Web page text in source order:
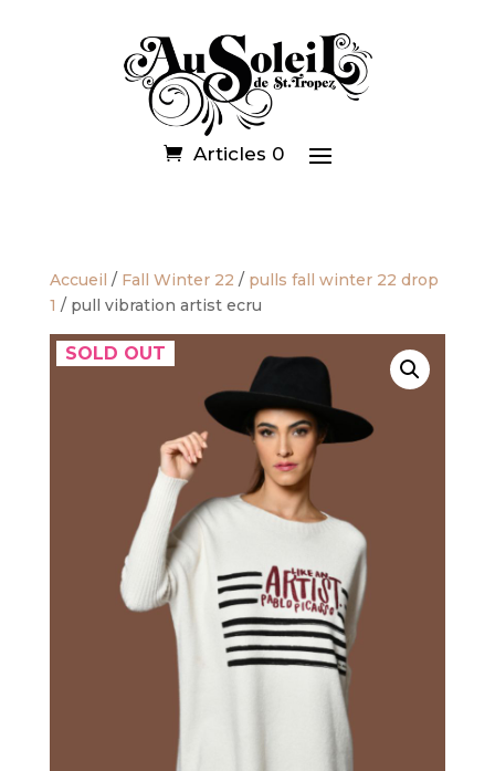
Articles 0
Accueil / Fall Winter 22 / pulls fall winter 22 drop
1 / pull vibration artist ecru
SOLD OUT